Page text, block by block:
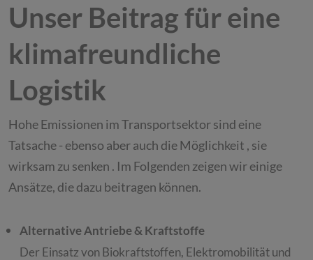
Unser Beitrag für eine
klimafreundliche
Logistik
Hohe Emissionen im Transportsektor sind eine
Tatsache - ebenso aber auch die Möglichkeit , sie
wirksam zu senken . Im Folgenden zeigen wir einige
Ansätze, die dazu beitragen können.
Alternative Antriebe & Kraftstoffe
Der Einsatz von Biokraftstoffen, Elektromobilität und